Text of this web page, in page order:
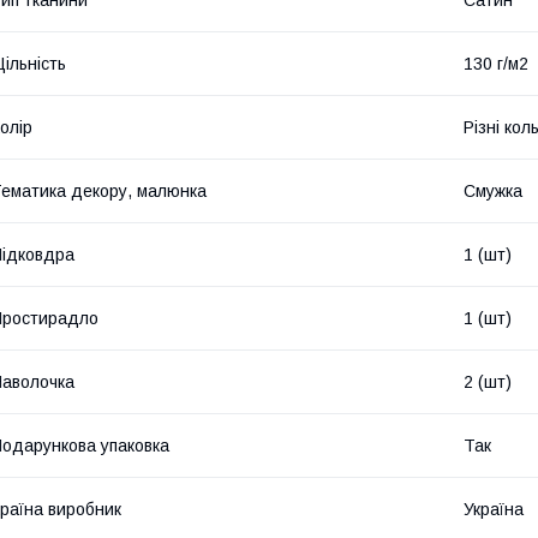
130 г/м2
Різні
декору, малюнка Смужка
1 (шт)
1 (шт)
2 (шт)
упаковка Так
виробник Україна